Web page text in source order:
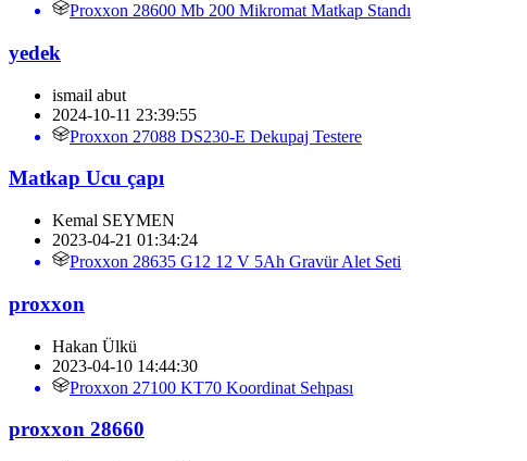
Proxxon 28600 Mb 200 Mikromat Matkap Standı
yedek
ismail abut
2024-10-11 23:39:55
Proxxon 27088 DS230-E Dekupaj Testere
Matkap Ucu çapı
Kemal SEYMEN
2023-04-21 01:34:24
Proxxon 28635 G12 12 V 5Ah Gravür Alet Seti
proxxon
Hakan Ülkü
2023-04-10 14:44:30
Proxxon 27100 KT70 Koordinat Sehpası
proxxon 28660